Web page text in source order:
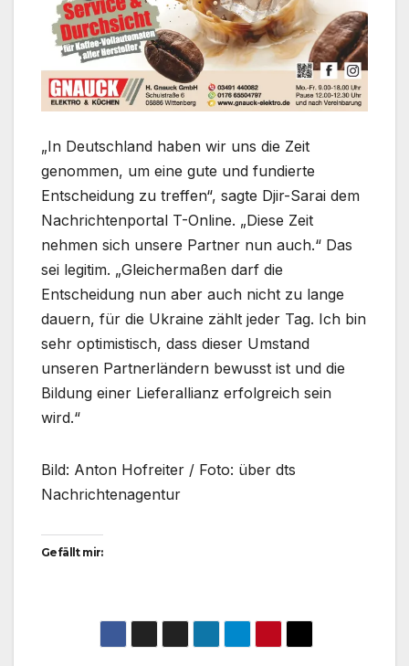
„In Deutschland haben wir uns die Zeit
genommen, um eine gute und fundierte
Entscheidung zu treffen“, sagte Djir-Sarai dem
Nachrichtenportal T-Online. „Diese Zeit
nehmen sich unsere Partner nun auch.“ Das
sei legitim. „Gleichermaßen darf die
Entscheidung nun aber auch nicht zu lange
dauern, für die Ukraine zählt jeder Tag. Ich bin
sehr optimistisch, dass dieser Umstand
unseren Partnerländern bewusst ist und die
Bildung einer Lieferallianz erfolgreich sein
wird.“
Bild: Anton Hofreiter / Foto: über dts
Nachrichtenagentur
Gefällt mir: